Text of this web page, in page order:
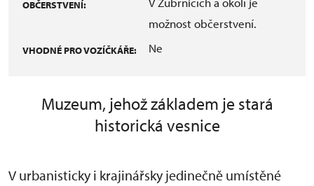
OBČERSTVENÍ:
možnost občerstvení.
VHODNÉ PRO VOZÍČKÁŘE: Ne
Muzeum, jehož základem je stará
historická vesnice
V urbanisticky i krajinářsky jedinečně umístěné